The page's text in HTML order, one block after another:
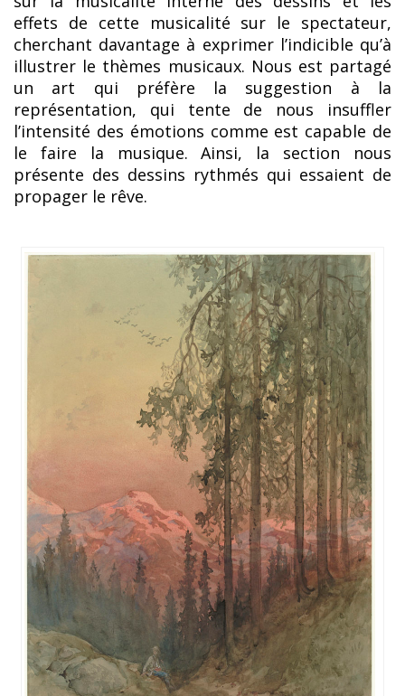
effets de cette musicalité sur le spectateur,
cherchant davantage à exprimer l’indicible qu’à
illustrer le thèmes musicaux. Nous est partagé
un art qui préfère la suggestion à la
représentation, qui tente de nous insuffler
l’intensité des émotions comme est capable de
le faire la musique. Ainsi, la section nous
présente des dessins rythmés qui essaient de
propager le rêve.